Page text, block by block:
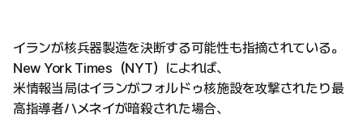
イランが核兵器製造を決断する可能性も指摘されている。
New York Times（NYT）によれば、
米情報当局はイランがフォルドゥ核施設を攻撃されたり最
高指導者ハメネイが暗殺された場合、